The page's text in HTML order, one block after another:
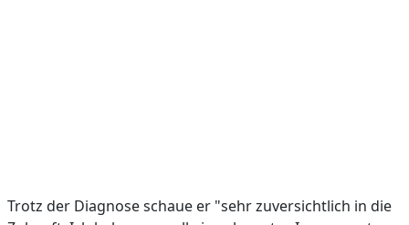
Trotz der Diagnose schaue er "sehr zuversichtlich in die